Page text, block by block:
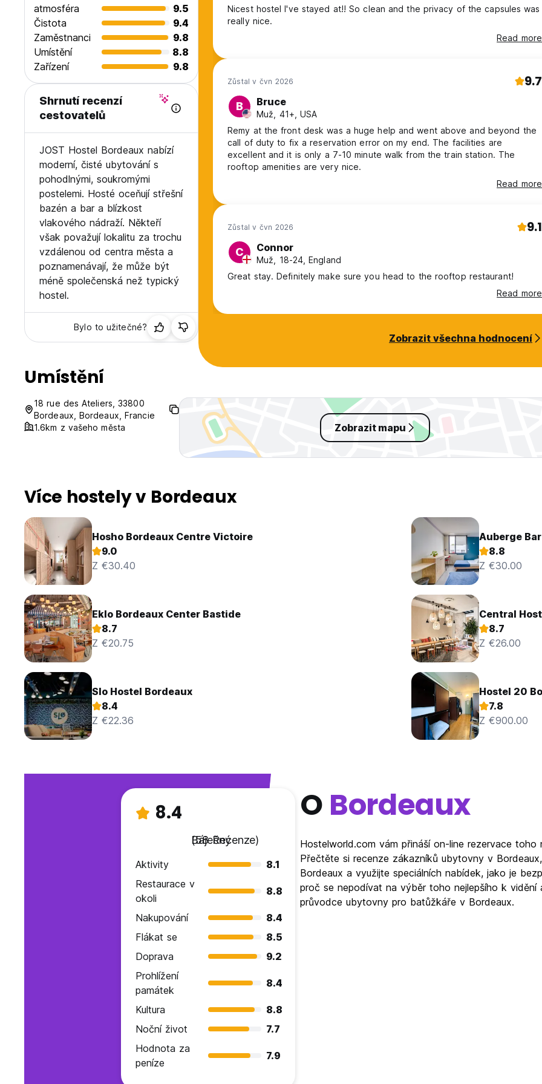
>Všechny pokoje budou vybaveny dávkovačem hydroalkoholového gelu
>Zvláštní pozornost bude věnována dezinfekci každého pokoje a společných prostor (Auto-translated from original
atmosféra
9.5
Čistota
9.4
Zaměstnanci
9.8
Umístění
8.8
Zařízení
9.8
Shrnutí recenzí
cestovatelů
JOST Hostel Bordeaux nabízí
moderní, čisté ubytování s
pohodlnými, soukromými
postelemi. Hosté oceňují střešní
bazén a bar a blízkost
vlakového nádraží. Někteří
však považují lokalitu za trochu
vzdálenou od centra města a
poznamenávají, že může být
méně společenská než typický
hostel.
Bylo to užitečné?
Nicest hostel I've stayed at!! So clean and the privacy of the capsules was
really nice.
Read more
Zůstal v čvn 2026 9.7
B Bruce
Muž, 41+, USA
Remy at the front desk was a huge help and went above and beyond the
call of duty to fix a reservation error on my end. The facilities are
excellent and it is only a 7-10 minute walk from the train station. The
rooftop amenities are very nice.
Read more
Zůstal v čvn 2026 9.1
C Connor
Muž, 18-24, England
Great stay. Definitely make sure you head to the rooftop restaurant!
Read more
Zobrazit všechna hodnocení
Umístění
18 rue des Ateliers, 33800
Bordeaux, Bordeaux, Francie
1.6km z vašeho města
Zobrazit mapu
Více hostely v Bordeaux
Hosho Bordeaux Centre Victoire
9.0
Z €30.40
Auberge
8.8
Z €30.00
Eklo Bordeaux Center Bastide
8.7
Z €20.75
Central
8.7
Z €26.00
Slo Hostel Bordeaux
8.4
Z €22.36
Hostel 20
7.8
Z €900.00
8.4
Báječný
(58 Recenze)
Aktivity
8.1
Restaurace v
okoli
8.8
Nakupování
8.4
Flákat se
8.5
Doprava
9.2
Prohlížení
památek
8.4
Kultura
8.8
Noční život
7.7
Hodnota za
peníze
7.9
O Bordeaux
Hostelworld.com vám přináší on-line rezervace
Přečtěte si recenze zákazníků ubytovny v
Bordeaux a využijte speciálních nabídek, jako je
proč se nepodívat na výběr toho nejlepšího k
průvodce ubytovny pro batůžkáře v Bordeaux.